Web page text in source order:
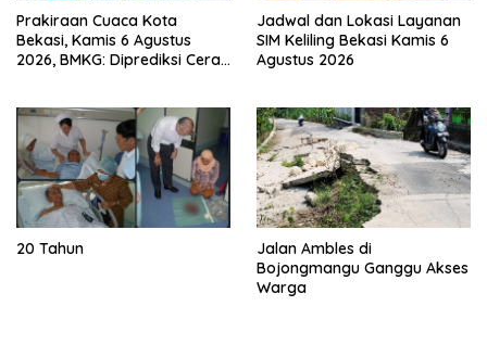
Prakiraan Cuaca Kota
Bekasi, Kamis 6 Agustus
2026, BMKG: Diprediksi Cerah
Jadwal dan Lokasi Layanan
SIM Keliling Bekasi Kamis 6
Agustus 2026
20 Tahun
Jalan Ambles di
Bojongmangu Ganggu Akses
Warga